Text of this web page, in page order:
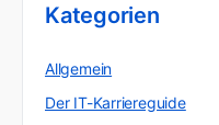
Kategorien
Allgemein
Der IT-Karriereguide